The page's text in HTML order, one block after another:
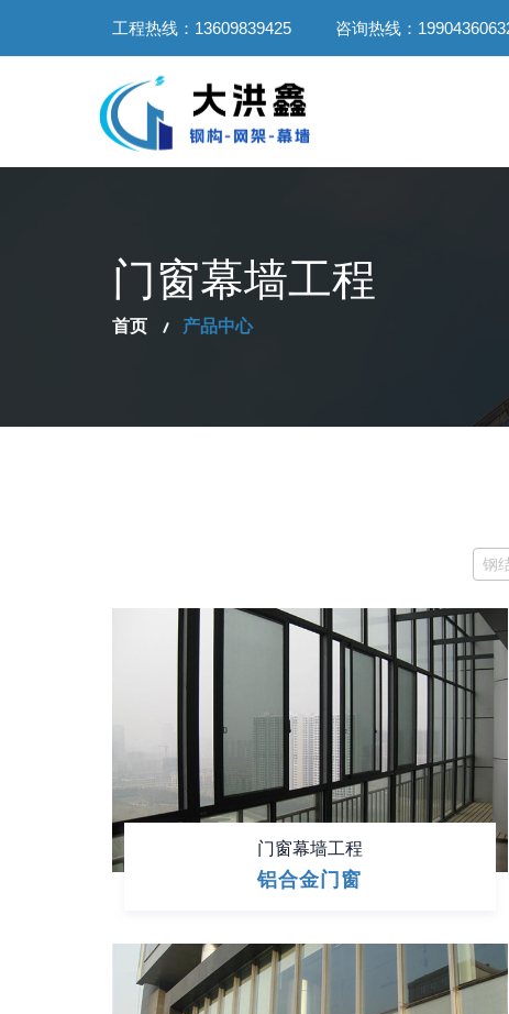
工程热线：13609839425 咨询热线：
门窗幕墙工程
首页 产品中心
钢
门窗幕墙工程
铝合金门窗